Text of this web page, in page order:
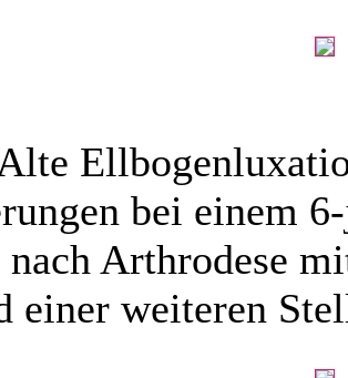
bei einem
nach Arthrodese
einer weiteren